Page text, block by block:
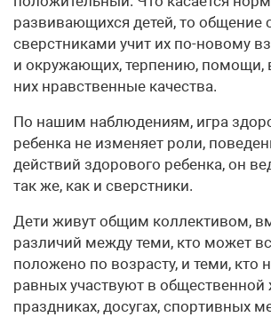
развивающихся детей, то общение
сверстниками учит их по-новому
и окружающих, терпению, помощи,
них нравственные качества.
По нашим наблюдениям, игра
ребенка не изменяет роли,
действий здорового ребенка, он
так же, как и сверстники.
Дети живут общим коллективом,
различий между теми, кто может
положено по возрасту, и теми, кто
равных участвуют в
праздниках, досугах, спортивных